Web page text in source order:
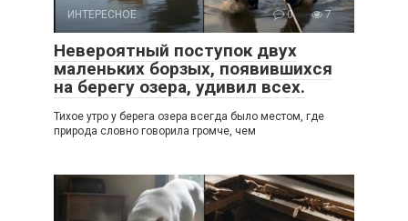
ИНТЕРЕСНОЕ 0 7
Невероятный поступок двух
маленьких борзых, появившихся
на берегу озера, удивил всех.
Тихое утро у берега озера всегда было местом, где
природа словно говорила громче, чем